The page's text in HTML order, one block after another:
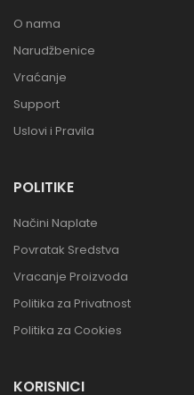
O nama
Narudžbenice
Vraćanje
Support
Uslovi i Pravila
POLITIKE
Načini Naplate
Povratak Sredstva
Vracanje Proizvoda
Politika za Privatnost
Politika za Cookies
KORISNICI